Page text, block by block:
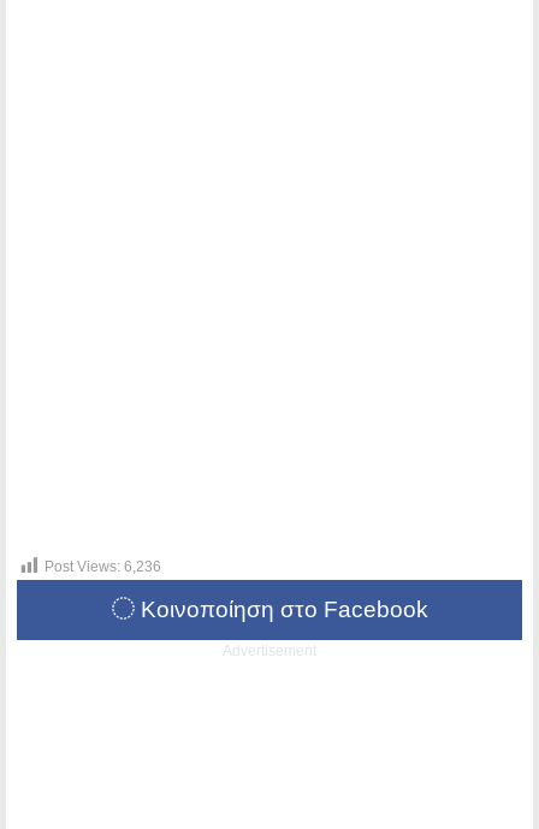
Post Views: 6,236
Κοινοποίηση στο Facebook
Advertisement